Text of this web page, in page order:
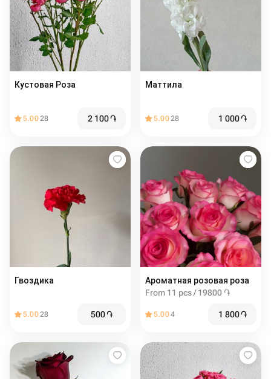
Кустовая Роза
5.0028 2 100֏
Маттила
5.0028 1 000֏
Гвоздика
5.0028 500֏
Ароматная розовая роза
From 11 pcs / 19800 ֏
5.004 1 800֏